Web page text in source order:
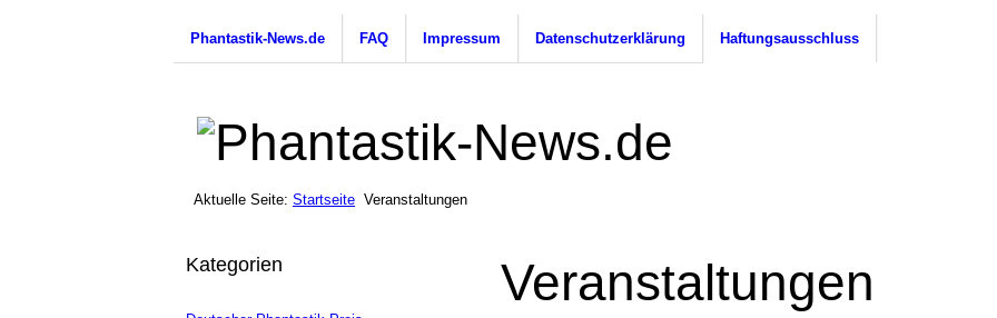
Phantastik-News.de FAQ Impressum Datenschutzerklärung Haftungsausschluss
Aktuelle Seite: Startseite Veranstaltungen
Kategorien Veranstaltungen